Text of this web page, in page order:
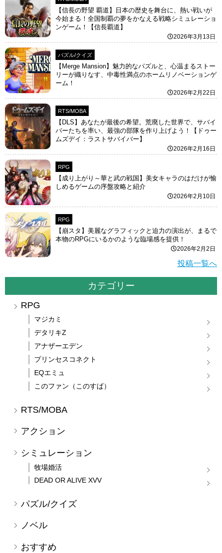
【信長の野望 覇道】日本の歴史を舞台に、熱い戦いが
今始まる！全国制覇の夢をかなえる戦略シミュレーショ
ンゲーム！【信長覇道】
2026年3月13日
パズル/クイズ
【Merge Mansion】魅力的なパズルと、心温まるストー
リーが織りなす、中毒性満点のホームリノベーションゲ
ーム！
2026年2月22日
RTS/MOBA
【DLS】あなたが最後の希望。荒廃した世界で、サバイ
バーたちを率い、最強の部隊を作り上げよう！【ドゥー
ムズデイ：ラストサバイバー】
2026年2月16日
RPG
【成り上がり～華と武の戦国】美女キャラのはだけが愉
しめるゲームの序盤攻略と紹介
2026年2月10日
RPG
【崩スタ】美麗なグラフィックと迫力の演出が、まるで
本物のRPGにいるかのような臨場感を提供！
2026年2月2日
投稿一覧へ
カテゴリー
RPG
マジカミ
デタリキZ
アナザーエデン
プリンセスコネクト
EQエミュ
このファン（このすば）
RTS/MOBA
アクション
シミュレーション
牧場婚活
DEAD OR ALIVE XVV
パズル/クイズ
ノベル
おすすめ